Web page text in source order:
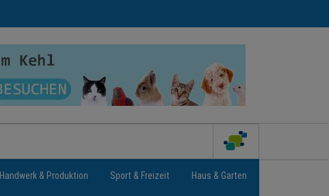
Handwerk & Produktion Sport & Freizeit Haus & Garten